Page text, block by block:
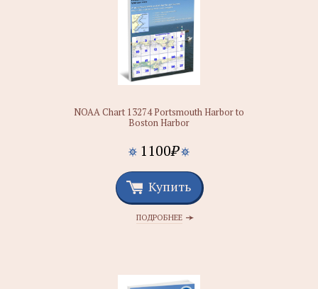
NOAA Chart 13274 Portsmouth Harbor to
Boston Harbor
1100₽
Купить
ПОДРОБНЕЕ